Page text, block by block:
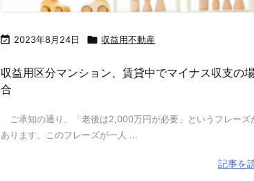
 2023年8月24日  収益用不動産
収益用区分マンション、賃貸中でマイナス収支の
合
ご承知の通り、「老後は2,000万円が必要」というフレーズ
あります。このフレーズが一人 ...
記事を